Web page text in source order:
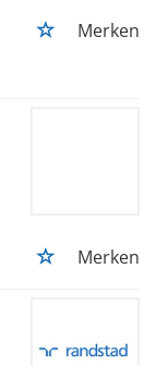
Merken
Merken